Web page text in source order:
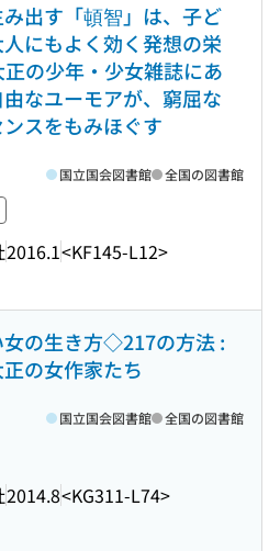
出す「頓智」は、子ど
にもよく効く発想の栄
の少年・少女雑誌にあ
なユーモアが、窮屈な
スをもみほぐす
2016.1<KF145-L12>
国立国会図書館 全国の図書館
女の生き方◇217の方法 :
の女作家たち
2014.8<KG311-L74>
国立国会図書館 全国の図書館